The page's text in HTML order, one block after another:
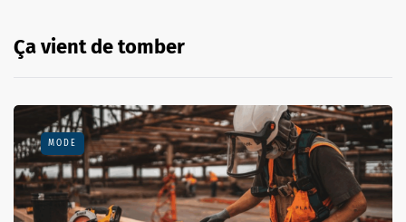
Ça vient de tomber
MODE